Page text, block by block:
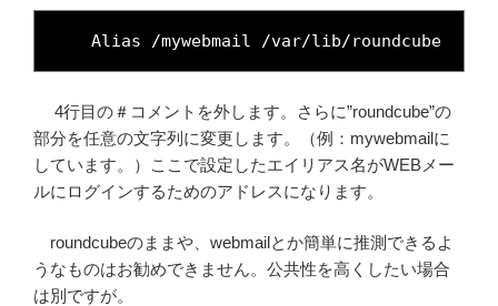
    Alias /mywebmail /var/lib/roundcube
4行目の＃コメントを外します。さらに”roundcube”の
部分を任意の文字列に変更します。（例：mywebmailに
しています。）ここで設定したエイリアス名がWEBメー
ルにログインするためのアドレスになります。
roundcubeのままや、webmailとか簡単に推測できるよ
うなものはお勧めできません。公共性を高くしたい場合
は別ですが。